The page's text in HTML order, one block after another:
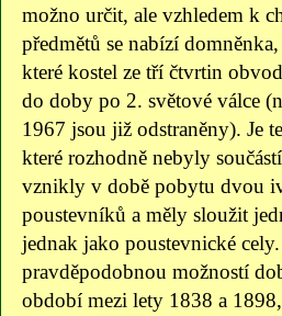
možno určit, ale vzhledem k
předmětů se nabízí
které kostel ze tří čtvrtin
do doby po 2. světové válce
1967 jsou již odstraněny). Je
které rozhodně nebyly
vznikly v době pobytu dvou
poustevníků a měly sloužit
jednak jako poustevnické
pravděpodobnou možností
období mezi lety 1838 a